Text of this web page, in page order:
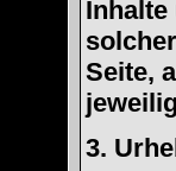
Seite,
3.